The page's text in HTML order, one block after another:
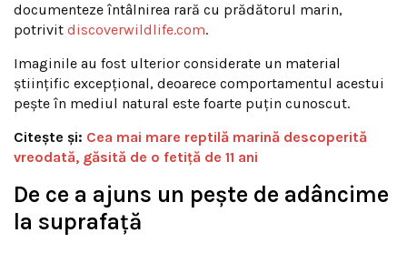
documenteze întâlnirea rară cu prădătorul marin,
potrivit discoverwildlife.com.
Imaginile au fost ulterior considerate un material
științific excepțional, deoarece comportamentul acestui
pește în mediul natural este foarte puțin cunoscut.
Citește și: Cea mai mare reptilă marină descoperită
vreodată, găsită de o fetiță de 11 ani
De ce a ajuns un pește de adâncime
la suprafață